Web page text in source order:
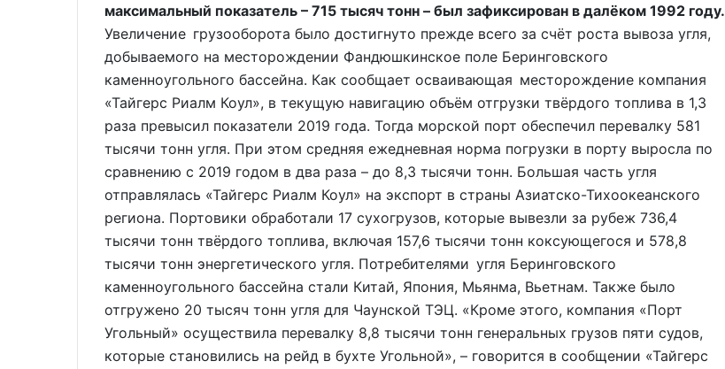
максимальный показатель – 715 тысяч тонн – был зафиксирован в далёком 1992 году.
Увеличение грузооборота было достигнуто прежде всего за счёт роста вывоза угля,
добываемого на месторождении Фандюшкинское поле Беринговского
каменноугольного бассейна. Как сообщает осваивающая месторождение компания
«Тайгерс Риалм Коул», в текущую навигацию объём отгрузки твёрдого топлива в 1,3
раза превысил показатели 2019 года. Тогда морской порт обеспечил перевалку 581
тысячи тонн угля. При этом средняя ежедневная норма погрузки в порту выросла по
сравнению с 2019 годом в два раза – до 8,3 тысячи тонн. Большая часть угля
отправлялась «Тайгерс Риалм Коул» на экспорт в страны Азиатско-Тихоокеанского
региона. Портовики обработали 17 сухогрузов, которые вывезли за рубеж 736,4
тысячи тонн твёрдого топлива, включая 157,6 тысячи тонн коксующегося и 578,8
тысячи тонн энергетического угля. Потребителями угля Беринговского
каменноугольного бассейна стали Китай, Япония, Мьянма, Вьетнам. Также было
отгружено 20 тысяч тонн угля для Чаунской ТЭЦ. «Кроме этого, компания «Порт
Угольный» осуществила перевалку 8,8 тысячи тонн генеральных грузов пяти судов,
которые становились на рейд в бухте Угольной», – говорится в сообщении «Тайгерс